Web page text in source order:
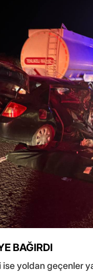
BAĞIRDI
yoldan geçenler